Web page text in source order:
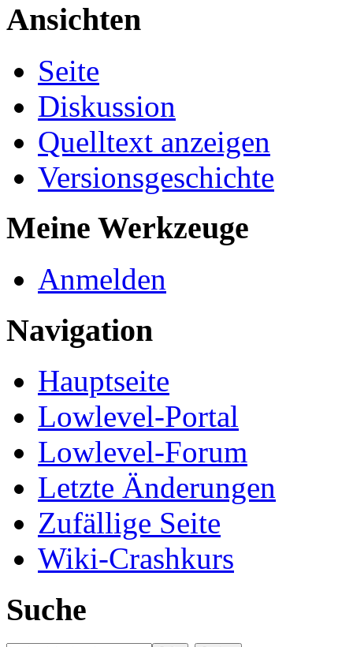
Ansichten
Seite
Diskussion
Quelltext anzeigen
Versionsgeschichte
Meine Werkzeuge
Anmelden
Navigation
Hauptseite
Lowlevel-Portal
Lowlevel-Forum
Letzte Änderungen
Zufällige Seite
Wiki-Crashkurs
Suche